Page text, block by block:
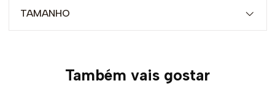
TAMANHO
Também vais gostar